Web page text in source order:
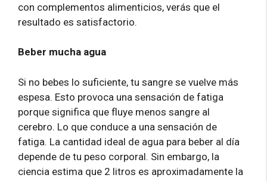
con complementos alimenticios, verás que el
resultado es satisfactorio.
Beber mucha agua
Si no bebes lo suficiente, tu sangre se vuelve más
espesa. Esto provoca una sensación de fatiga
porque significa que fluye menos sangre al
cerebro. Lo que conduce a una sensación de
fatiga. La cantidad ideal de agua para beber al día
depende de tu peso corporal. Sin embargo, la
ciencia estima que 2 litros es aproximadamente la